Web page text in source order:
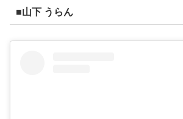
■山下 うらん